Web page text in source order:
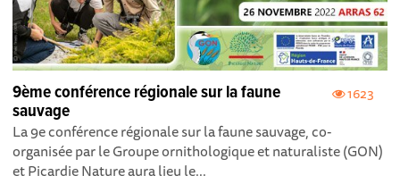
1623
9ème conférence régionale sur la faune
sauvage
La 9e conférence régionale sur la faune sauvage, co-
organisée par le Groupe ornithologique et naturaliste (GON)
et Picardie Nature aura lieu le...